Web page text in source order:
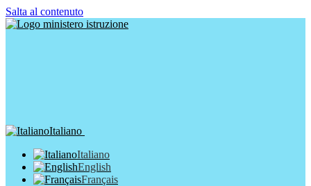
Salta al contenuto
Italiano
Italiano
English
Français